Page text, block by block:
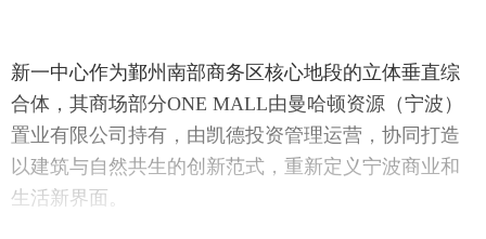
新一中心作为鄞州南部商务区核心地段的立体垂直综
合体，其商场部分ONE MALL由曼哈顿资源（宁波）
置业有限公司持有，由凯德投资管理运营，协同打造
以建筑与自然共生的创新范式，重新定义宁波商业和
生活新界面。